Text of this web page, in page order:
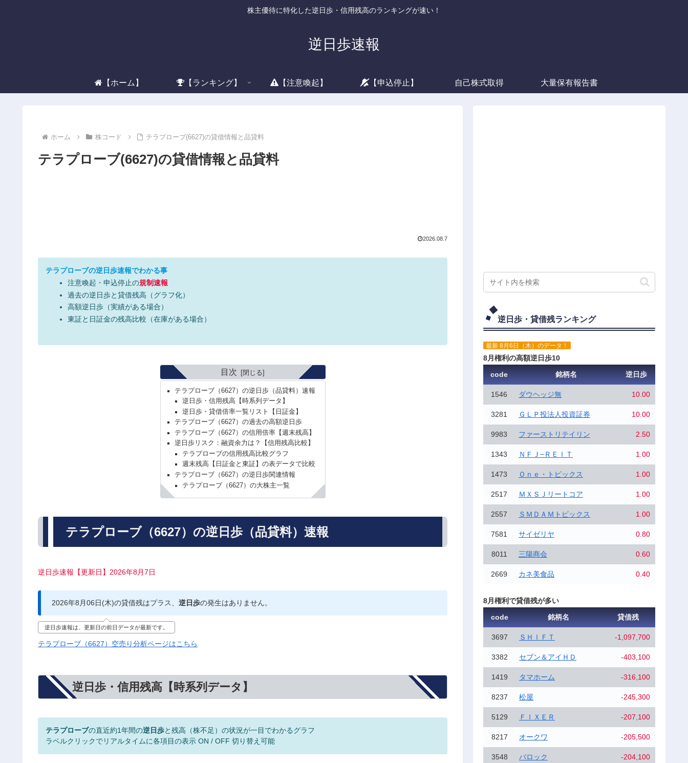
株主優待に特化した逆日歩・信用残高のランキングが速い！
逆日歩速報
【ホーム】 【ランキング】 【注意喚起】 【申込停止】 自己株式取得 大量保有報告書
ホーム 株コード テラプローブ(6627)の貸借情報と品貸料
テラプローブ(6627)の貸借情報と品貸料
2026.08.7
テラプローブの逆日歩速報でわかる事
注意喚起・申込停止の規制速報
過去の逆日歩と貸借残高（グラフ化）
高額逆日歩（実績がある場合）
東証と日証金の残高比較（在庫がある場合）
目次
テラプローブ（6627）の逆日歩（品貸料）速報
逆日歩・信用残高【時系列データ】
逆日歩・貸借倍率一覧リスト【日証金】
テラプローブ（6627）の過去の高額逆日歩
テラプローブ（6627）の信用倍率【週末残高】
逆日歩リスク：融資余力は？【信用残高比較】
テラプローブの信用残高比較グラフ
週末残高【日証金と東証】の表データで比較
テラプローブ（6627）の逆日歩関連情報
テラプローブ（6627）の大株主一覧
テラプローブ（6627）の逆日歩（品貸料）速報
逆日歩速報【更新日】2026年8月7日
2026年8月06日(木)の貸借残はプラス、 逆日歩の発生はありません。
逆日歩速報は、更新日の前日データが最新です。
テラプローブ（6627）空売り分析ページはこちら
逆日歩・信用残高【時系列データ】
テラプローブの直近約1年間の逆日歩と残高（株不足）の状況が一目でわかるグラフ
ラベルクリックでリアルタイムに各項目の表示 ON / OFF 切り替え可能
逆日歩・貸借残ランキング
最新 8月6日（木）のデータ！
8月権利の高額逆日歩10
code
銘柄名 逆日歩
1546 ダウヘッジ無 10.00
3281 ＧＬＰ投法人投資証券 10.00
9983 ファーストリテイリン 2.50
1343 ＮＦＪ−ＲＥＩＴ 1.00
1473 Ｏｎｅ・トピックス 1.00
2517 ＭＸＳＪリートコア 1.00
2557 ＳＭＤＡＭトピックス 1.00
7581 サイゼリヤ 0.80
8011 三陽商会 0.60
2669 カネ美食品 0.40
8月権利で貸借残が多い
code
銘柄名 貸借残
3697 ＳＨＩＦＴ -1,097,700
3382 セブン＆アイＨＤ -403,100
1419 タマホーム -316,100
8237 松屋 -245,300
5129 ＦＩＸＥＲ -207,100
8217 オークワ -205,500
3548 バロック -204,100